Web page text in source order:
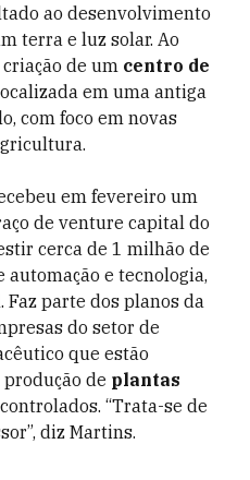
ao desenvolvimento
terra e luz solar. Ao
de um centro de
em uma antiga
com foco em novas
em fevereiro um
de venture capital do
cerca de 1 milhão de
automação e tecnologia,
parte dos planos da
do setor de
que estão
de plantas
“Trata-se de
diz Martins.